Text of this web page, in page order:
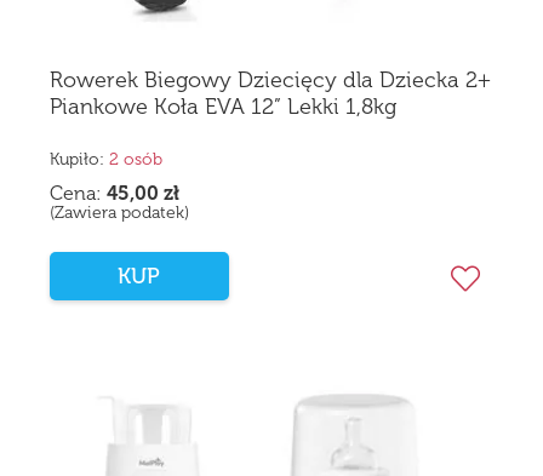
Rowerek Biegowy Dziecięcy dla Dziecka 2+
Piankowe Koła EVA 12” Lekki 1,8kg
Kupiło: 2 osób
Cena: 45,00 zł
(Zawiera podatek)
KUP